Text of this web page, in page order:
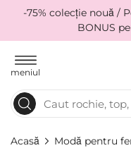
-75% colecție nouă /
BONUS
meniul
Acasă Modă pentru